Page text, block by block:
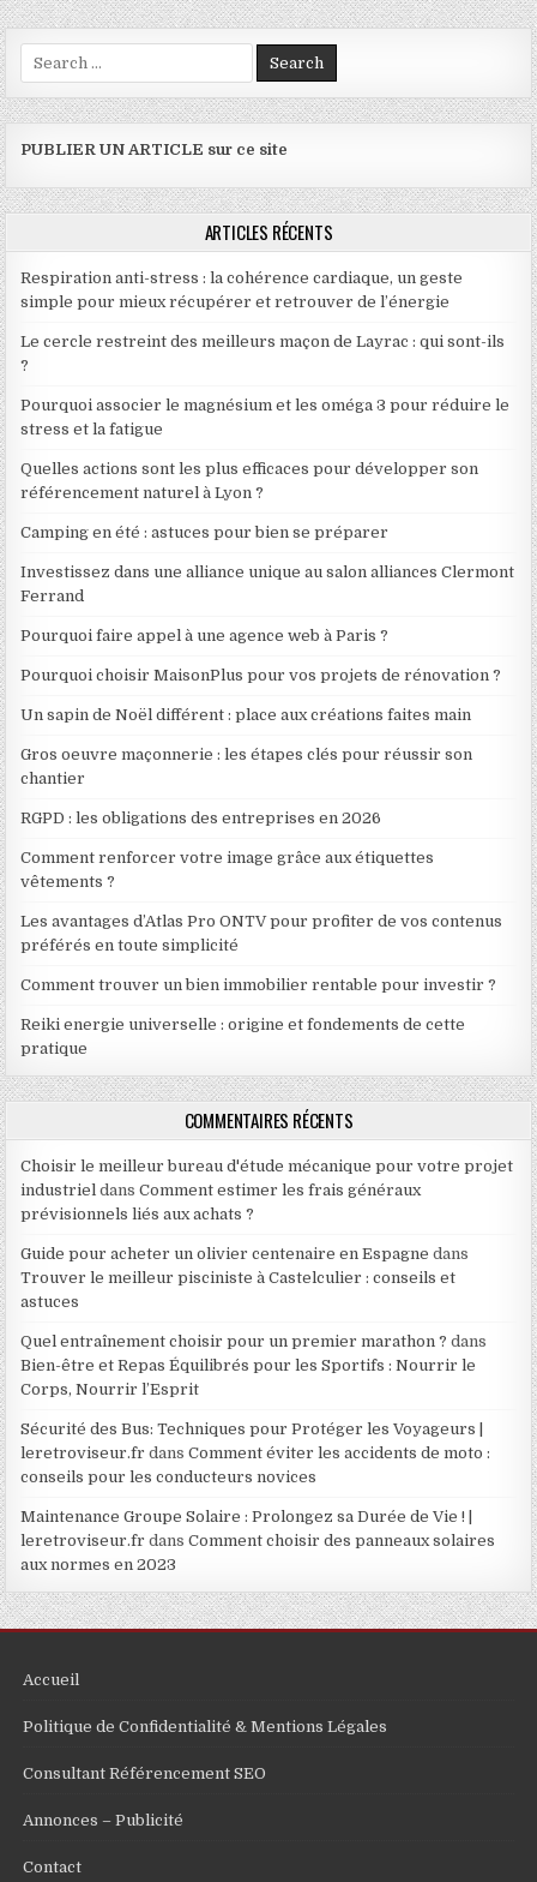
Search for:
PUBLIER UN ARTICLE sur ce site
ARTICLES RÉCENTS
Respiration anti-stress : la cohérence cardiaque, un geste
simple pour mieux récupérer et retrouver de l’énergie
Le cercle restreint des meilleurs maçon de Layrac : qui sont-ils
?
Pourquoi associer le magnésium et les oméga 3 pour réduire le
stress et la fatigue
Quelles actions sont les plus efficaces pour développer son
référencement naturel à Lyon ?
Camping en été : astuces pour bien se préparer
Investissez dans une alliance unique au salon alliances Clermont
Ferrand
Pourquoi faire appel à une agence web à Paris ?
Pourquoi choisir MaisonPlus pour vos projets de rénovation ?
Un sapin de Noël différent : place aux créations faites main
Gros oeuvre maçonnerie : les étapes clés pour réussir son
chantier
RGPD : les obligations des entreprises en 2026
Comment renforcer votre image grâce aux étiquettes
vêtements ?
Les avantages d’Atlas Pro ONTV pour profiter de vos contenus
préférés en toute simplicité
Comment trouver un bien immobilier rentable pour investir ?
Reiki energie universelle : origine et fondements de cette
pratique
COMMENTAIRES RÉCENTS
Choisir le meilleur bureau d'étude mécanique pour votre projet
industriel dansComment estimer les frais généraux
prévisionnels liés aux achats ?
Guide pour acheter un olivier centenaire en Espagne dans
Trouver le meilleur pisciniste à Castelculier : conseils et
astuces
Quel entraînement choisir pour un premier marathon ? dans
Bien-être et Repas Équilibrés pour les Sportifs : Nourrir le
Corps, Nourrir l’Esprit
Sécurité des Bus: Techniques pour Protéger les Voyageurs |
leretroviseur.fr dansComment éviter les accidents de moto :
conseils pour les conducteurs novices
Maintenance Groupe Solaire : Prolongez sa Durée de Vie ! |
leretroviseur.fr dansComment choisir des panneaux solaires
aux normes en 2023
Accueil
Politique de Confidentialité & Mentions Légales
Consultant Référencement SEO
Annonces – Publicité
Contact